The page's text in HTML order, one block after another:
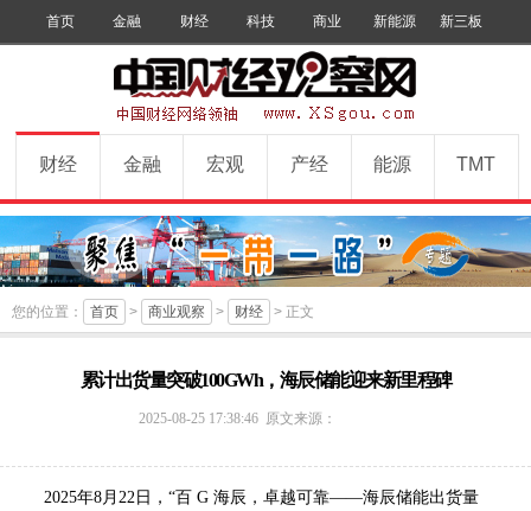
首页 金融 财经 科技 商业 新能源 新三板
财经 金融 宏观 产经 能源 TMT
您的位置： 首页 > 商业观察 > 财经 > 正文
累计出货量突破100GWh，海辰储能迎来新里程碑
2025-08-25 17:38:46
财
原文来源：
2025年8月22日，“百 G 海辰，卓越可靠——海辰储能出货量